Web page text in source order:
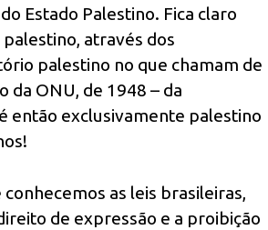
Estado Palestino. Fica claro
através dos
palestino no que chamam de
da ONU, de 1948 – da
então exclusivamente palestino
as leis brasileiras,
de expressão e a proibição